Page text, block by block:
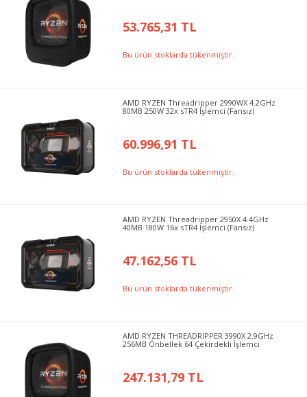
53.765,31 TL
Bu ürün stoklarda tükenmiştir.
AMD RYZEN Threadripper 2990WX 4.2GHz
80MB 250W 32x sTR4 İşlemci (Fansız)
60.996,91 TL
Bu ürün stoklarda tükenmiştir.
AMD RYZEN Threadripper 2950X 4.4GHz
40MB 180W 16x sTR4 İşlemci (Fansız)
47.162,56 TL
Bu ürün stoklarda tükenmiştir.
AMD RYZEN THREADRIPPER 3990X 2.9GHz
256MB Önbellek 64 Çekirdekli İşlemci
247.131,79 TL